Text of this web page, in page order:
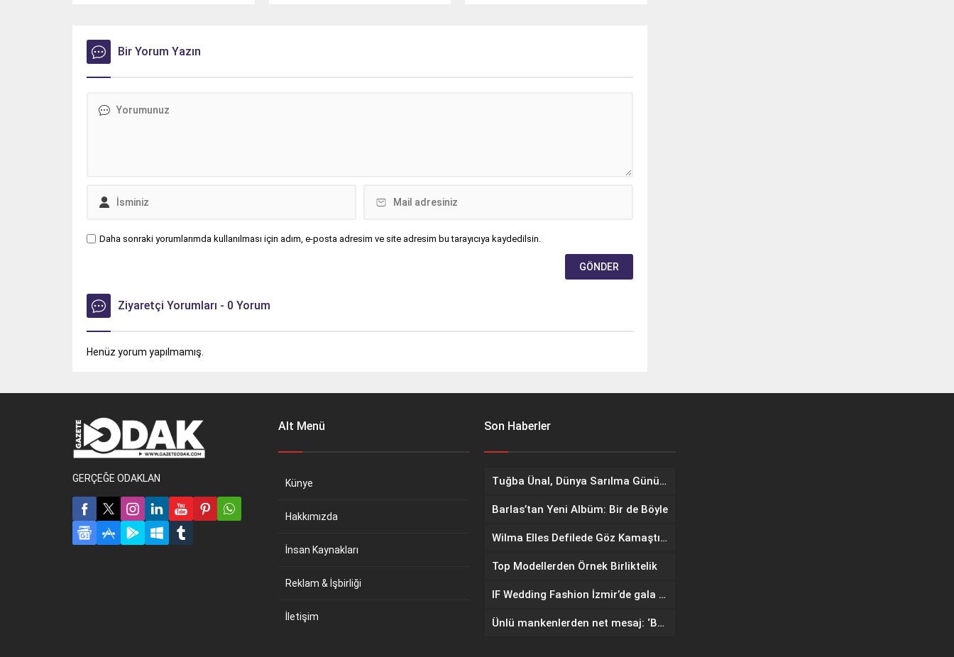
Bir Yorum Yazın
Daha sonraki yorumlarımda kullanılması için adım, e-posta adresim ve site adresim bu tarayıcıya kaydedilsin.
Ziyaretçi Yorumları - 0 Yorum
Henüz yorum yapılmamış.
GERÇEĞE ODAKLAN
Alt Menü
Künye
Hakkımızda
İnsan Kaynakları
Reklam & İşbirliği
İletişim
Son Haberler
Tuğba Ünal, Dünya Sarılma Günü kapsamında hayranlarıyla buluştu
Barlas’tan Yeni Albüm: Bir de Böyle
Wilma Elles Defilede Göz Kamaştırdı, Kuliste Oğlunu Uyuttu
Top Modellerden Örnek Birliktelik
IF Wedding Fashion İzmir’de gala defilesinde yıldızlar geçidi
Ünlü mankenlerden net mesaj: ‘Bayrağımız Kırmızı Çizgimizdir’